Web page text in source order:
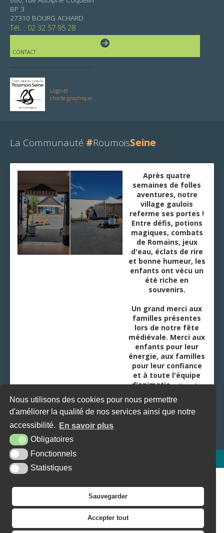
Nous utilisons des cookies pour nous permettre
d'améliorer la qualité de nos services ainsi que notre
accessibilité.
En savoir plus
Obligatoires
Fonctionnels
Statistiques
Sauvegarder
Accepter tout
BP 3
27310 BOURG ACHARD
Tél. : 02 32 57 95 28
CONTACT
Logo et
charte graphique
La Communauté #RoumoisSeine
Après quatre
semaines de folles
aventures, notre
village gaulois
referme ses portes !
Entre défis, potions
magiques, combats
de Romains, jeux
d'eau, éclats de rire
et bonne humeur, les
enfants ont vécu un
été riche en
souvenirs.
Un grand merci aux
familles présentes
lors de notre fête
médiévale. Merci aux
enfants pour leur
énergie, aux familles
pour leur confiance
et à toute l'équipe
d'animatio ...Voir plus
Plan du site Mentions légales